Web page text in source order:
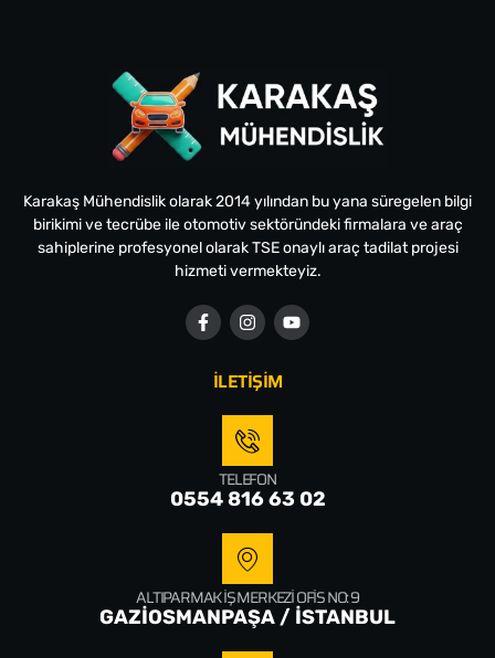
Karakaş Mühendislik olarak 2014 yılından bu yana süregelen bilgi
birikimi ve tecrübe ile otomotiv sektöründeki firmalara ve araç
sahiplerine profesyonel olarak TSE onaylı araç tadilat projesi
hizmeti vermekteyiz.
İLETİŞİM
TELEFON
0554 816 63 02
ALTIPARMAK İŞ MERKEZI OFIS NO: 9
GAZİOSMANPAŞA / İSTANBUL